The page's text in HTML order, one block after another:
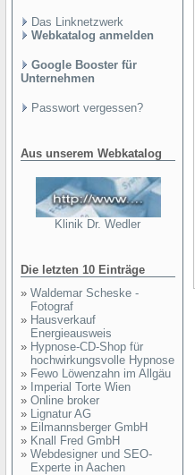
Das Linknetzwerk
Webkatalog anmelden
Google Booster für
Unternehmen
Passwort vergessen?
Aus unserem Webkatalog
Klinik Dr. Wedler
Die letzten 10 Einträge
» Waldemar Scheske -
Fotograf
» Hausverkauf
Energieausweis
» Hypnose-CD-Shop für
hochwirkungsvolle Hypnose
» Fewo Löwenzahn im Allgäu
» Imperial Torte Wien
» Online broker
» Lignatur AG
» Eilmannsberger GmbH
» Knall Fred GmbH
» Webdesigner und SEO-
Experte in Aachen